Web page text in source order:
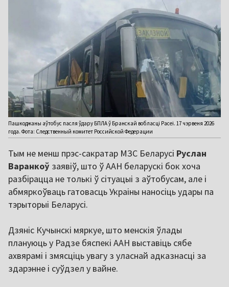
Пашкоджаны аўтобус пасля ўдару БПЛА ў Бранскай вобласці Расеі. 17 чэрвеня 2026
года. Фота: Следственный комитет Российской Федерации
Тым не менш прэс-сакратар МЗС Беларусі Руслан
Варанкоў заявіў, што ў ААН беларускі бок хоча
разбірацца не толькі ў сітуацыі з аўтобусам, але і
абмяркоўваць гатовасць Украіны наносіць удары па
тэрыторыі Беларусі.
Дзяніс Кучынскі мяркуе, што менскія ўлады
плануюць у Радзе бяспекі ААН выставіць сябе
ахвярамі і змясціць увагу з уласнай адказнасці за
здарэнне і суўдзел у вайне.